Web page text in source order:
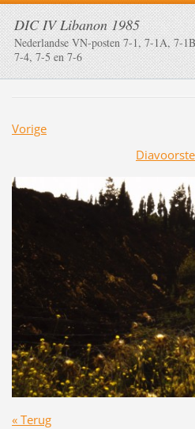
DIC IV Libanon 1985
Nederlandse VN-posten 7-1, 7-1A, 7-
7-4, 7-5 en 7-6
Vorige
« Terug